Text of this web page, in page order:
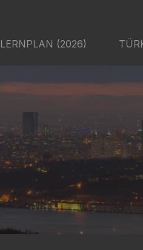
LERNPLAN (2026)